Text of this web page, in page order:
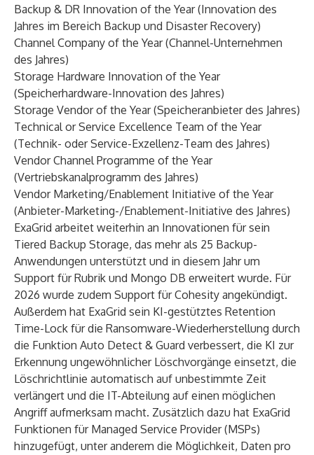
Backup & DR Innovation of the Year (Innovation des
Jahres im Bereich Backup und Disaster Recovery)
Channel Company of the Year (Channel-Unternehmen
des Jahres)
Storage Hardware Innovation of the Year
(Speicherhardware-Innovation des Jahres)
Storage Vendor of the Year (Speicheranbieter des Jahres)
Technical or Service Excellence Team of the Year
(Technik- oder Service-Exzellenz-Team des Jahres)
Vendor Channel Programme of the Year
(Vertriebskanalprogramm des Jahres)
Vendor Marketing/Enablement Initiative of the Year
(Anbieter-Marketing-/Enablement-Initiative des Jahres)
ExaGrid arbeitet weiterhin an Innovationen für sein
Tiered Backup Storage, das mehr als 25 Backup-
Anwendungen unterstützt und in diesem Jahr um
Support für Rubrik und Mongo DB erweitert wurde. Für
2026 wurde zudem Support für Cohesity angekündigt.
Außerdem hat ExaGrid sein KI-gestütztes Retention
Time-Lock für die Ransomware-Wiederherstellung durch
die Funktion Auto Detect & Guard verbessert, die KI zur
Erkennung ungewöhnlicher Löschvorgänge einsetzt, die
Löschrichtlinie automatisch auf unbestimmte Zeit
verlängert und die IT-Abteilung auf einen möglichen
Angriff aufmerksam macht. Zusätzlich dazu hat ExaGrid
Funktionen für Managed Service Provider (MSPs)
hinzugefügt, unter anderem die Möglichkeit, Daten pro